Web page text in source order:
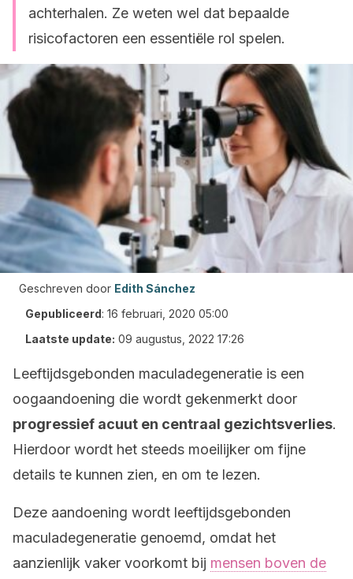
achterhalen. Ze weten wel dat bepaalde
risicofactoren een essentiële rol spelen.
Geschreven door Edith Sánchez
Gepubliceerd: 16 februari, 2020 05:00
Laatste update: 09 augustus, 2022 17:26
Leeftijdsgebonden maculadegeneratie is een
oogaandoening die wordt gekenmerkt door
progressief acuut en centraal gezichtsverlies.
Hierdoor wordt het steeds moeilijker om fijne
details te kunnen zien, en om te lezen.
Deze aandoening wordt leeftijdsgebonden
maculadegeneratie genoemd, omdat het
aanzienlijk vaker voorkomt bij mensen boven de